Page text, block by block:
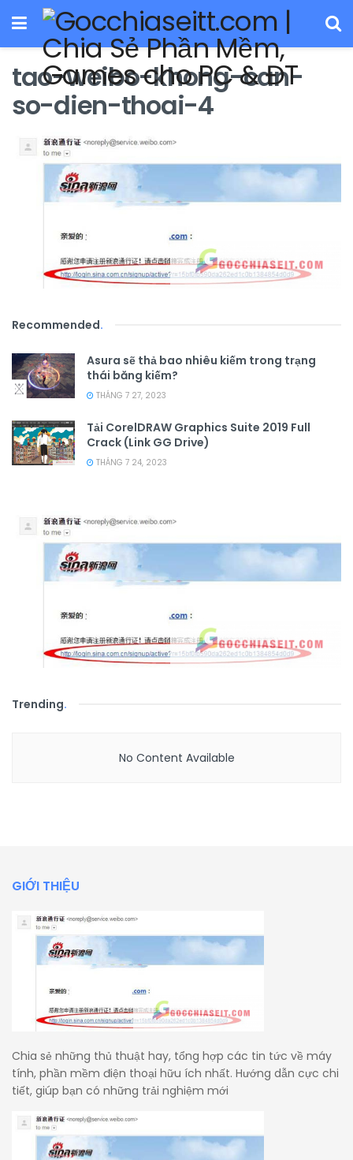
tao-weibo-khong-can-
so-dien-thoai-4
Recommended.
Asura sẽ thả bao nhiêu kiếm trong trạng
thái băng kiếm?
THÁNG 7 27, 2023
Tải CorelDRAW Graphics Suite 2019 Full
Crack (Link GG Drive)
THÁNG 7 24, 2023
Trending.
No Content Available
GIỚI THIỆU
Chia sẻ những thủ thuật hay, tổng hợp các tin tức về máy
tính, phần mềm điện thoại hữu ích nhất. Hướng dẫn cực chi
tiết, giúp bạn có những trải nghiệm mới